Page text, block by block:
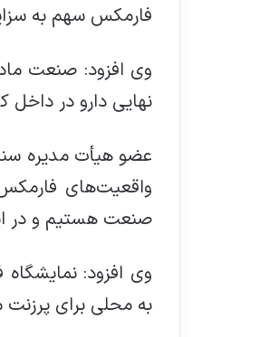
فارمکس سهم به
وی افزود: صنعت
نهایی دارو در
عضو هیأت مدیره
واقعیت‌های
صنعت هستیم و در
وی افزود:
به محلی برای